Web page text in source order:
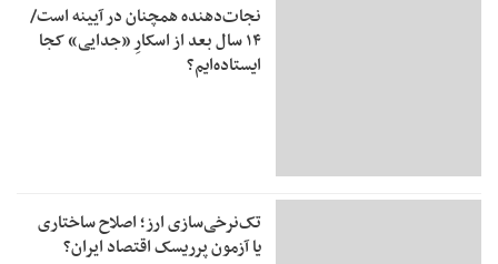
نجات‌دهنده‌ همچنان در آیینه است/
۱۴ سال بعد از اسکارِ «جدایی» کجا
ایستاده‌ایم؟
تک‌نرخی‌سازی ارز؛ اصلاح ساختاری
یا آزمون پرریسک اقتصاد ایران؟